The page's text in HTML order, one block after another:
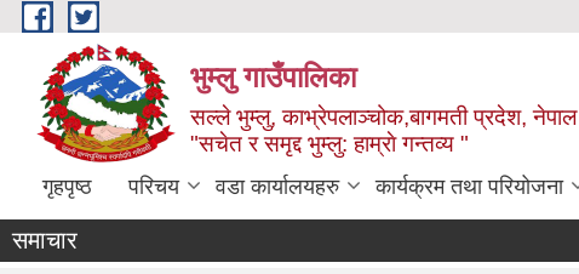
Skip to main content
भुम्लु गाउँपालिका
सल्ले भुम्लु, काभ्रेपलाञ्चोक,बागमती प्रदेश, नेपाल
"सचेत र समृद्द भुम्लु: हाम्राे गन्तव्य "
गृहपृष्ठ परिचय वडा कार्यालयहरु कार्यक्रम तथा परियोजना
समाचार